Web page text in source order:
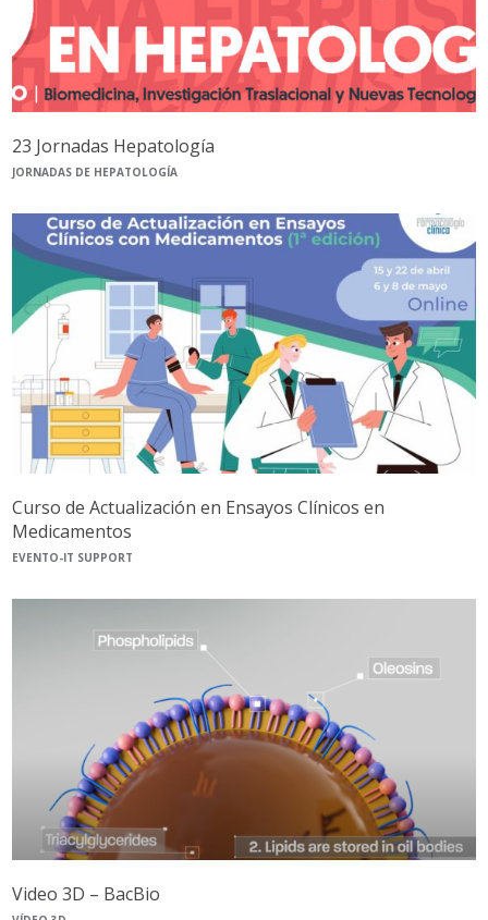
23 Jornadas Hepatología
JORNADAS DE HEPATOLOGÍA
Curso de Actualización en Ensayos Clínicos en
Medicamentos
EVENTO-IT SUPPORT
Video 3D – BacBio